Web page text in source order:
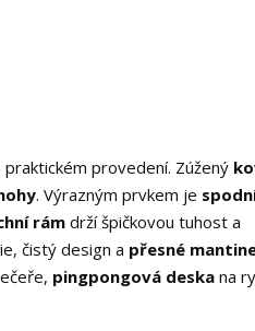
provedení. Zúžený
. Výrazným prvkem je
rám drží špičkovou tuhost a
čistý design a přesné
pingpongová deska na